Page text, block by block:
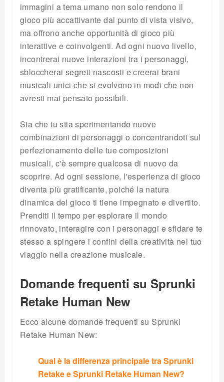
immagini a tema umano non solo rendono il
gioco più accattivante dal punto di vista visivo,
ma offrono anche opportunità di gioco più
interattive e coinvolgenti. Ad ogni nuovo livello,
incontrerai nuove interazioni tra i personaggi,
sbloccherai segreti nascosti e creerai brani
musicali unici che si evolvono in modi che non
avresti mai pensato possibili.
Sia che tu stia sperimentando nuove
combinazioni di personaggi o concentrandoti sul
perfezionamento delle tue composizioni
musicali, c'è sempre qualcosa di nuovo da
scoprire. Ad ogni sessione, l'esperienza di gioco
diventa più gratificante, poiché la natura
dinamica del gioco ti tiene impegnato e divertito.
Prenditi il tempo per esplorare il mondo
rinnovato, interagire con i personaggi e sfidare te
stesso a spingere i confini della creatività nel tuo
viaggio nella creazione musicale.
Domande frequenti su Sprunki
Retake Human New
Ecco alcune domande frequenti su Sprunki
Retake Human New:
Qual è la differenza principale tra Sprunki
Retake e Sprunki Retake Human New?